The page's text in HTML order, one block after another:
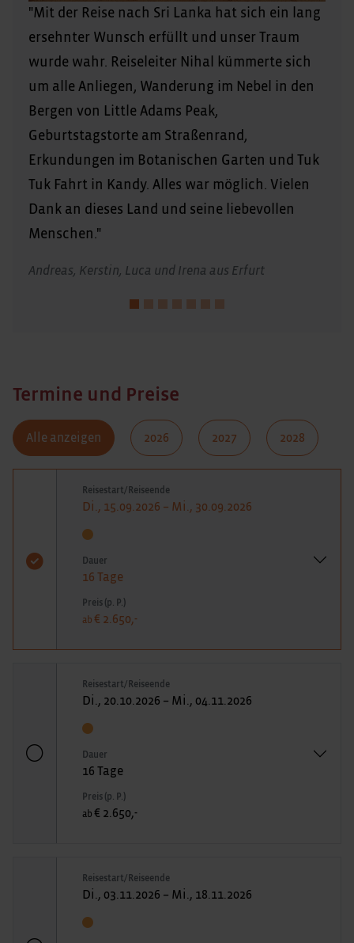
"Mit der Reise nach Sri Lanka hat sich ein lang
ersehnter Wunsch erfüllt und unser Traum
wurde wahr. Reiseleiter Nihal kümmerte sich
um alle Anliegen, Wanderung im Nebel in den
Bergen von Little Adams Peak,
Geburtstagstorte am Straßenrand,
Erkundungen im Botanischen Garten und Tuk
Tuk Fahrt in Kandy. Alles war möglich. Vielen
Dank an dieses Land und seine liebevollen
Menschen."
Andreas, Kerstin, Luca und Irena aus Erfurt
Termine und Preise
Alle anzeigen 2026 2027 2028
Reisestart/Reiseende
Di., 15.09.2026 – Mi., 30.09.2026
Dauer
16 Tage
Preis (p. P.)
ab € 2.650,-
Reisestart/Reiseende
Di., 20.10.2026 – Mi., 04.11.2026
Dauer
16 Tage
Preis (p. P.)
ab € 2.650,-
Reisestart/Reiseende
Di., 03.11.2026 – Mi., 18.11.2026